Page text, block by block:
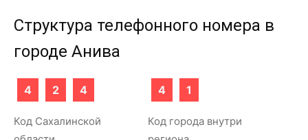
Структура телефонного номера в
городе Анива
4 2 4
Код Сахалинской
4 1
Код города внутри